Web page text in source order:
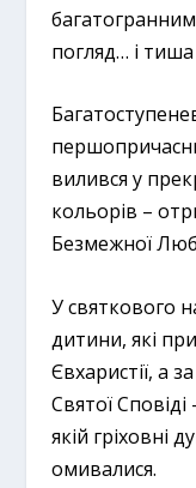
погляд… і
вилився у
кольорів –
Безмежної
У святкового
дитини, які
Євхаристії, а
Святої
якій гріховні
омивалися.